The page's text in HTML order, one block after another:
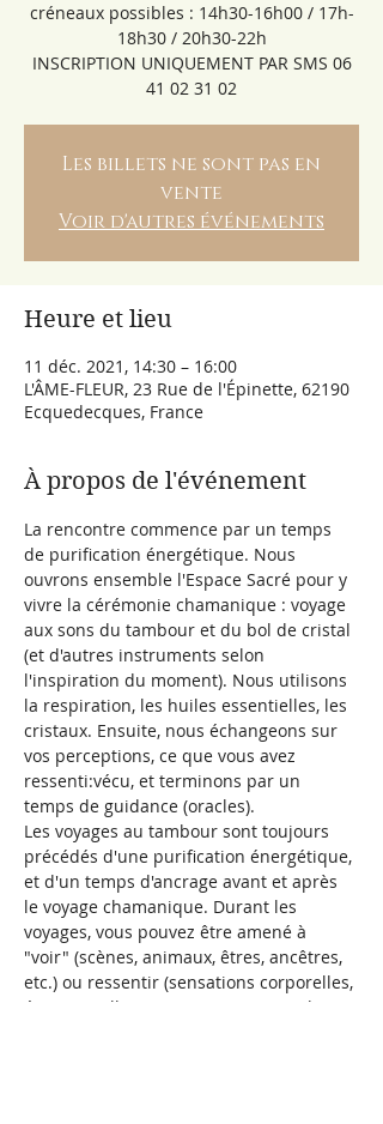
créneaux possibles : 14h30-16h00 / 17h-
18h30 / 20h30-22h
INSCRIPTION UNIQUEMENT PAR SMS 06
41 02 31 02
Les billets ne sont pas en
vente
Voir d'autres événements
Heure et lieu
11 déc. 2021, 14:30 – 16:00
L'ÂME-FLEUR, 23 Rue de l'Épinette, 62190
Ecquedecques, France
À propos de l'événement
La rencontre commence par un temps
de purification énergétique. Nous
ouvrons ensemble l'Espace Sacré pour y
vivre la cérémonie chamanique : voyage
aux sons du tambour et du bol de cristal
(et d'autres instruments selon
l'inspiration du moment). Nous utilisons
la respiration, les huiles essentielles, les
cristaux. Ensuite, nous échangeons sur
vos perceptions, ce que vous avez
ressenti:vécu, et terminons par un
temps de guidance (oracles).
Les voyages au tambour sont toujours
précédés d'une purification énergétique,
et d'un temps d'ancrage avant et après
le voyage chamanique. Durant les
voyages, vous pouvez être amené à
"voir" (scènes, animaux, êtres, ancêtres,
etc.) ou ressentir (sensations corporelles,
émotionnelles, etc;). Nous prenons le